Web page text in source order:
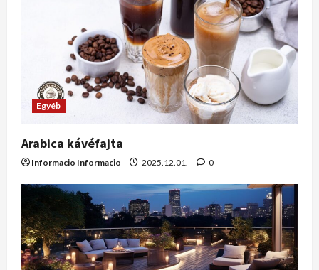
Egyéb
Arabica kávéfajta
Informacio Informacio 2025.12.01. 0